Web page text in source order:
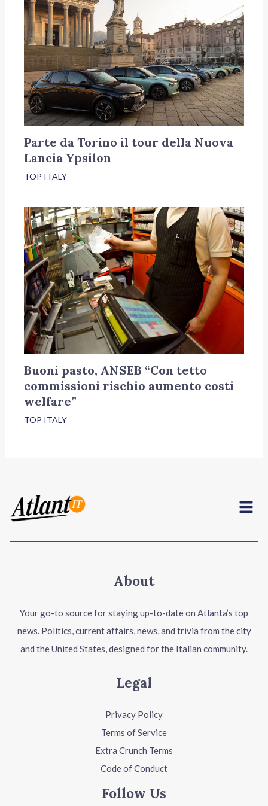
Parte da Torino il tour della Nuova
Lancia Ypsilon
TOP ITALY
Buoni pasto, ANSEB “Con tetto
commissioni rischio aumento costi
welfare”
TOP ITALY
Menu
About
Your go-to source for staying up-to-date on Atlanta’s top
news. Politics, current affairs, news, and trivia from the city
and the United States, designed for the Italian community.
Legal
Privacy Policy
Terms of Service
Extra Crunch Terms
Code of Conduct
Follow Us